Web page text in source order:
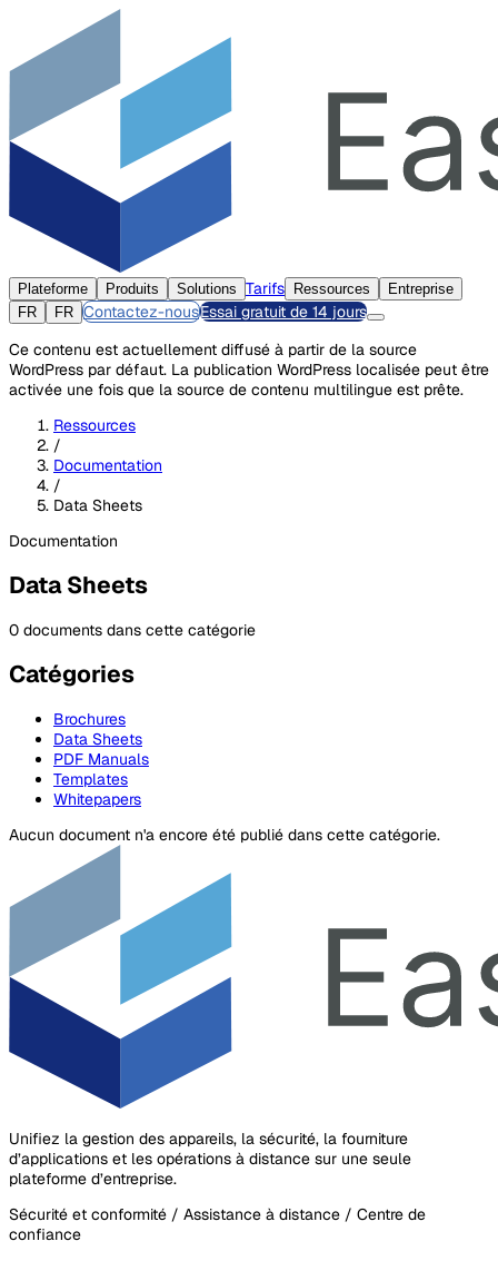
Plateforme Produits Solutions Tarifs Ressources
Entreprise
FR
FR Contactez-nousEssai gratuit de 14 jours
Ce contenu est actuellement diffusé à partir de la source
WordPress par défaut. La publication WordPress localisée peut être
activée une fois que la source de contenu multilingue est prête.
Ressources
/
Documentation
/
Data Sheets
Documentation
Data Sheets
0 documents dans cette catégorie
Catégories
Brochures
Data Sheets
PDF Manuals
Templates
Whitepapers
Aucun document n'a encore été publié dans cette catégorie.
Unifiez la gestion des appareils, la sécurité, la fourniture
d’applications et les opérations à distance sur une seule
plateforme d’entreprise.
Sécurité et conformité / Assistance à distance / Centre de
confiance